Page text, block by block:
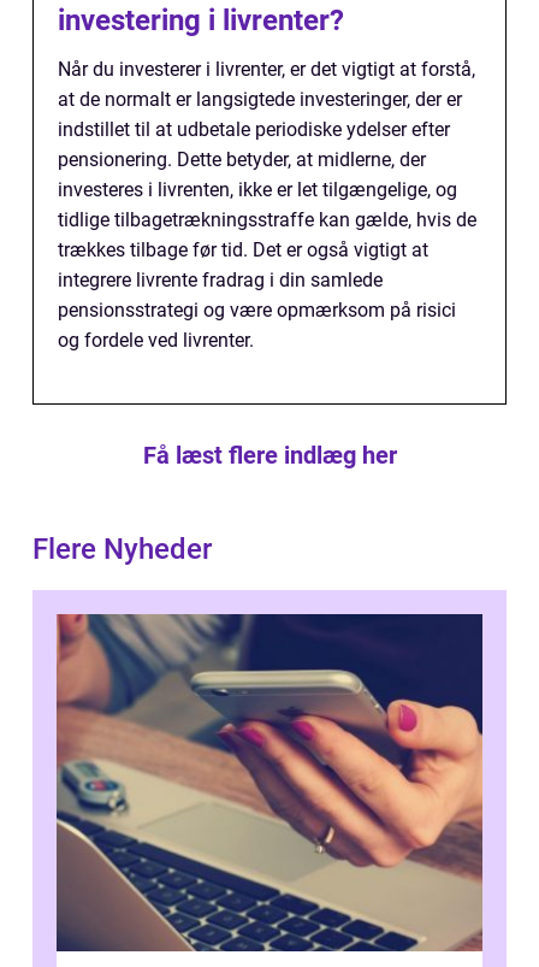
investering i livrenter?
Når du investerer i livrenter, er det vigtigt at forstå,
at de normalt er langsigtede investeringer, der er
indstillet til at udbetale periodiske ydelser efter
pensionering. Dette betyder, at midlerne, der
investeres i livrenten, ikke er let tilgængelige, og
tidlige tilbagetrækningsstraffe kan gælde, hvis de
trækkes tilbage før tid. Det er også vigtigt at
integrere livrente fradrag i din samlede
pensionsstrategi og være opmærksom på risici
og fordele ved livrenter.
Få læst flere indlæg her
Flere Nyheder